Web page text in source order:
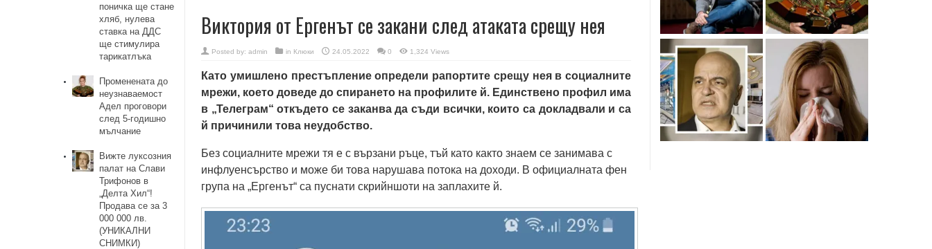
Виктория от Ергенът се закани след атаката срещу нея
Posted by: admin in Клюки 24.05.2022 0 1,324 Views
Като умишлено престъпление определи рапортите срещу нея в социалните
мрежи, което доведе до спирането на профилите й. Единствено профил има
в „Телеграм“ откъдето се заканва да съди всички, които са докладвали и са
й причинили това неудобство.
Без социалните мрежи тя е с вързани ръце, тъй като както знаем се занимава с
инфлуенсърство и може би това нарушава потока на доходи. В официалната фен
група на „Ергенът“ са пуснати скрийншоти на заплахите й.
поничка ще стане
хляб, нулева
ставка на ДДС
ще стимулира
тарикатлъка
Променената до
неузнаваемост
Адел проговори
след 5-годишно
мълчание
Вижте луксозния
палат на Слави
Трифонов в
„Делта Хил“!
Продава се за 3
000 000 лв.
(УНИКАЛНИ
СНИМКИ)